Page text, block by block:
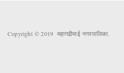
Copyright © 2019 महागढीमाई नगरपालिका.